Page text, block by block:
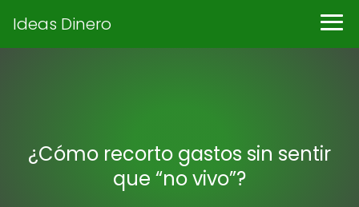
Ideas Dinero
¿Cómo recorto gastos sin sentir
que “no vivo”?